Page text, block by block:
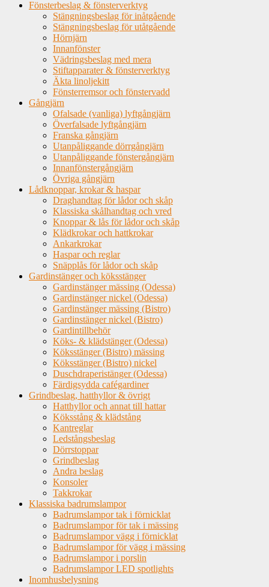
Fönsterbeslag & fönsterverktyg
Stängningsbeslag för inåtgående
Stängningsbeslag för utåtgående
Hörnjärn
Innanfönster
Vädringsbeslag med mera
Stiftapparater & fönsterverktyg
Äkta linoljekitt
Fönsterremsor och fönstervadd
Gångjärn
Ofalsade (vanliga) lyftgångjärn
Överfalsade lyftgångjärn
Franska gångjärn
Utanpåliggande dörrgångjärn
Utanpåliggande fönstergångjärn
Innanfönstergångjärn
Övriga gångjärn
Lådknoppar, krokar & haspar
Draghandtag för lådor och skåp
Klassiska skålhandtag och vred
Knoppar & lås för lådor och skåp
Klädkrokar och hattkrokar
Ankarkrokar
Haspar och reglar
Snäpplås för lådor och skåp
Gardinstänger och köksstänger
Gardinstänger mässing (Odessa)
Gardinstänger nickel (Odessa)
Gardinstänger mässing (Bistro)
Gardinstänger nickel (Bistro)
Gardintillbehör
Köks- & klädstänger (Odessa)
Köksstänger (Bistro) mässing
Köksstänger (Bistro) nickel
Duschdraperistänger (Odessa)
Färdigsydda cafégardiner
Grindbeslag, hatthyllor & övrigt
Hatthyllor och annat till hattar
Köksstång & klädstång
Kantreglar
Ledstångsbeslag
Dörrstoppar
Grindbeslag
Andra beslag
Konsoler
Takkrokar
Klassiska badrumslampor
Badrumslampor tak i förnicklat
Badrumslampor för tak i mässing
Badrumslampor vägg i förnicklat
Badrumslampor för vägg i mässing
Badrumslampor i porslin
Badrumslampor LED spotlights
Inomhusbelysning